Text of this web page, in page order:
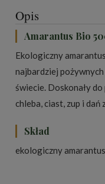
Opis
Amarantus Bio
Ekologiczny
najbardziej
świecie. Doskonały
chleba, ciast, zup i dań
Skład
ekologiczny